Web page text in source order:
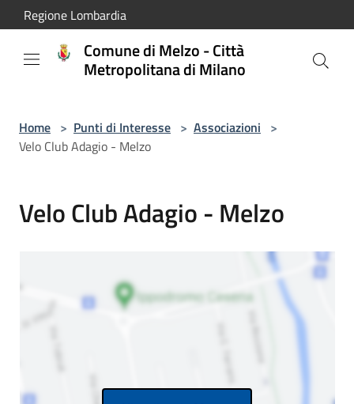
Salta al contenuto principale
Regione Lombardia
Comune di Melzo - Città
Metropolitana di Milano
Home > Punti di Interesse > Associazioni >
Velo Club Adagio - Melzo
Velo Club Adagio - Melzo